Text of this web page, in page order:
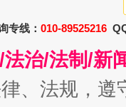
专线： 010-89525216
治/法制/新
、法规，